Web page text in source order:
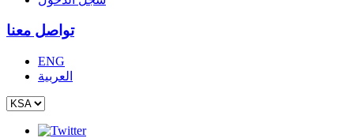
تواصل معنا
ENG
العربية